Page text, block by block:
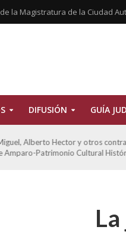
la Magistratura de la Ciudad
DIFUSIÓN GUÍA
Alberto Hector y otros
Amparo-Patrimonio Cultural